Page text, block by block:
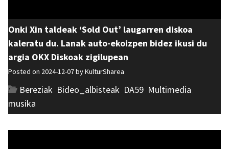
Onki Xin taldeak ‘Sold Out’ laugarren diskoa
kaleratu du. Lanak auto-ekoizpen bidez ikusi du
argia OKX Diskoak zigilupean
Posted on 2024-12-07 byKulturSharea
Bereziak Bideo_albisteak DA59 Multimedia
musika